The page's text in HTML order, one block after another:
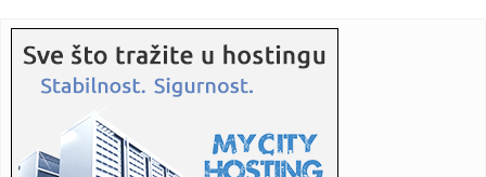
23:34:Škoda Fabia Motorsport Edition
23:28:Taksista u Turskoj oduševio celu zemlju: Otmičar mu
naredio da ...